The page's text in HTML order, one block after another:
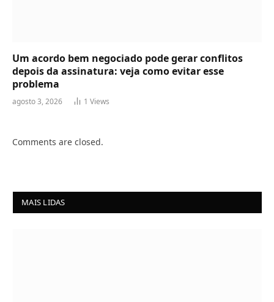
Um acordo bem negociado pode gerar conflitos
depois da assinatura: veja como evitar esse
problema
agosto 3, 2026 1 Views
Comments are closed.
MAIS LIDAS